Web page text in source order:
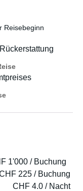
Reisebeginn
1'000 / Buchung
225 / Buchung
CHF 4.0 / Nacht